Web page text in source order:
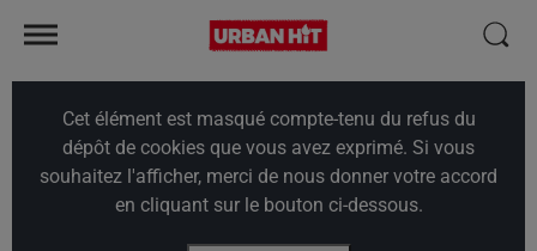
Cet élément est masqué compte-tenu du refus du
dépôt de cookies que vous avez exprimé. Si vous
souhaitez l'afficher, merci de nous donner votre accord
en cliquant sur le bouton ci-dessous.